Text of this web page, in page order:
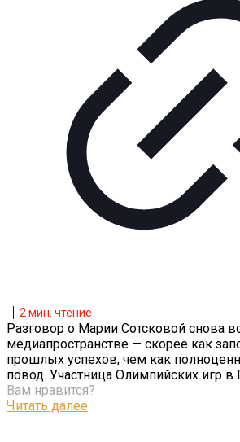
2мин. чтение
Разговор о Марии Сотсковой снова
медиапространстве — скорее как
прошлых успехов, чем как
повод. Участница Олимпийских игр в
Вам нравится?
Читать далее